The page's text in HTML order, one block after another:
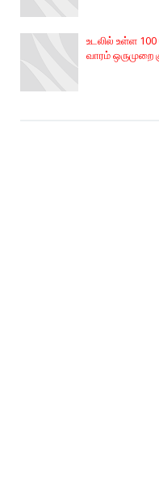
உடலில் உள்ள
வாரம் ஒருமுறை